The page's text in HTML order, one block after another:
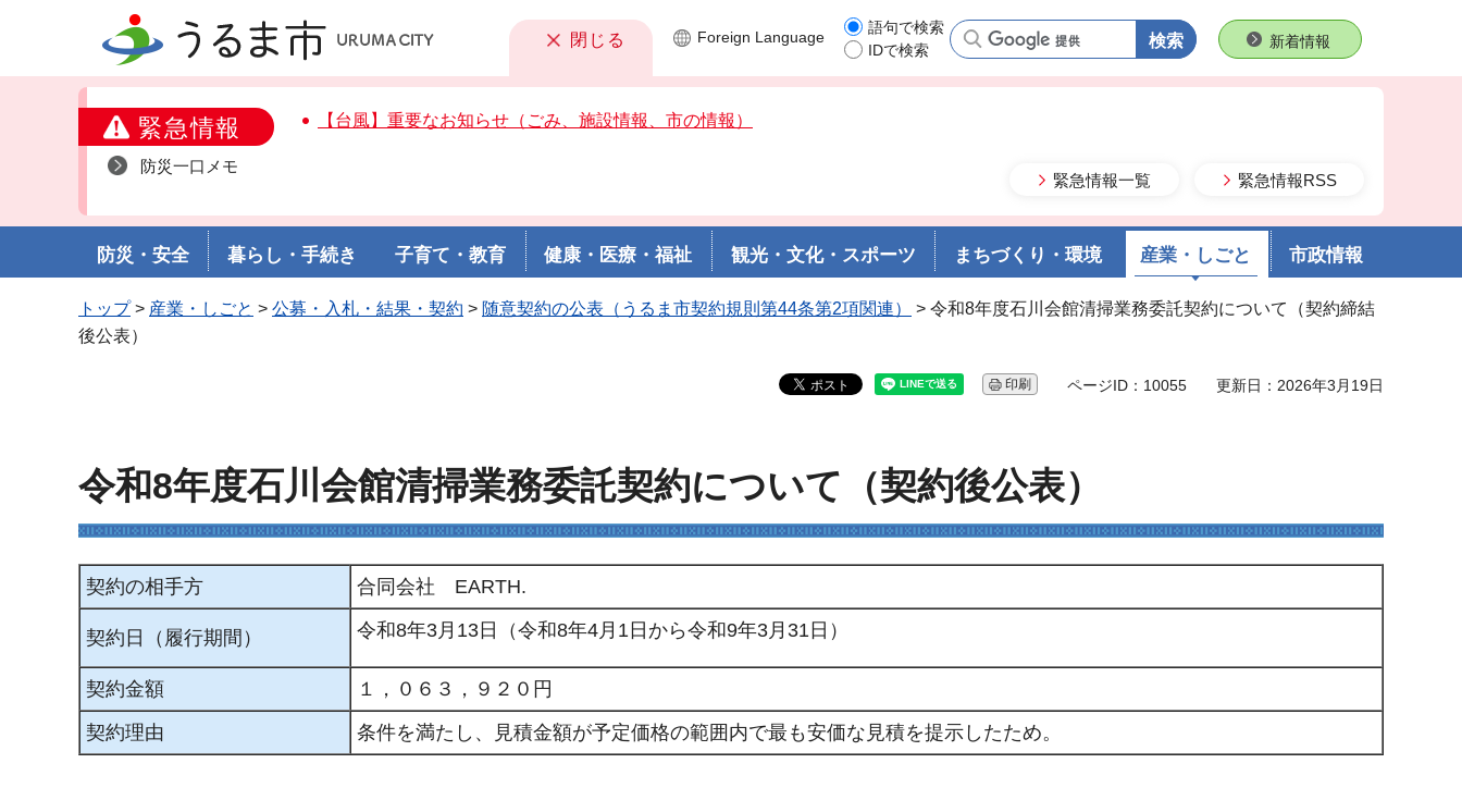
うるま市 閉じる
緊急情報
防災一口メモ
【台風】重要なお知らせ（ごみ、施設情報、市の情報）
緊急情報一覧 緊急情報RSS
Foreign Language
語句で検索
IDで検索
語句で検索新着情報
防災・安全 暮らし・手続き 子育て・教育 健康・医療・福祉 観光・文化・スポーツ まちづくり・環境 産業・しごと 市政情報
トップ> 産業・しごと > 公募・入札・結果・契約 > 随意契約の公表（うるま市契約規則第44条第2項関連）
> 令和8年度石川会館清掃業務委託契約について（契約締結
後公表）
印刷 ページID：10055 更新日：2026年3月19日
令和8年度石川会館清掃業務委託契約について（契約後公表）
契約の相手方 合同会社 EARTH.
契約日（履行期間） 令和8年3月13日（令和8年4月1日から令和9年3月31日）
契約金額
１，０６３，９２０円
契約理由
条件を満たし、見積金額が予定価格の範囲内で最も安価な見積を提示したため。